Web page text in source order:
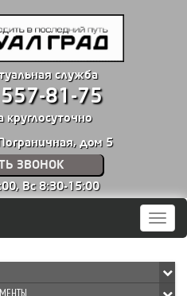
служба
81-75
круглосуточно
дом 5
ЗВОНОК
Вс 8:30-15:00
Меню